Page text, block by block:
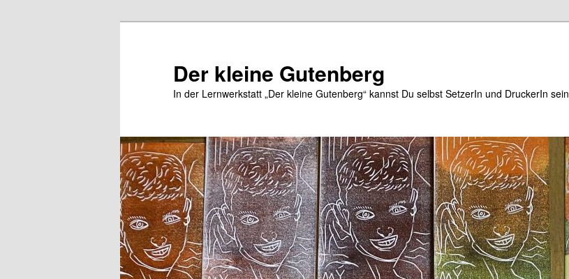
Der kleine Gutenberg
In der Lernwerkstatt „Der kleine Gutenberg“ kannst Du selbst SetzerIn und DruckerIn sein